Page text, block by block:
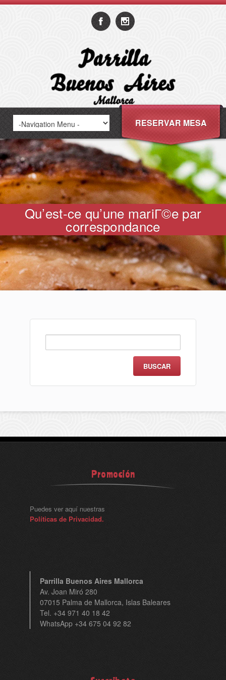
RESERVAR MESA
Qu’est-ce qu’une mariГ©e par
correspondance
Promoción
Puedes ver aquí nuestras
Políticas de Privacidad.
Parrilla Buenos Aires Mallorca
Av. Joan Miró 280
07015 Palma de Mallorca, Islas Baleares
Tel. +34 971 40 18 42
WhatsApp +34 675 04 92 82